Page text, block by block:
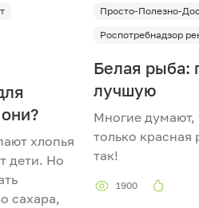
хлопья
дети. Но
сахара,
Просто-Полезно-
Роспотребнадзор
Белая рыба:
лучшую
Многие думают,
только
так!
1900